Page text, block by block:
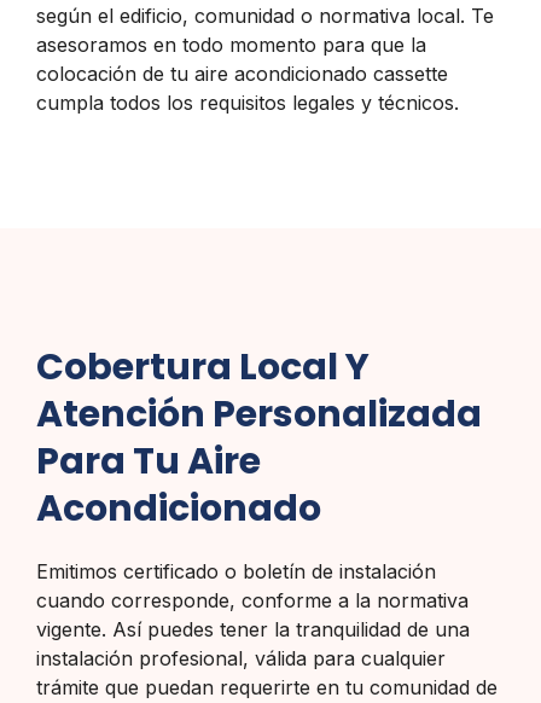
según el edificio, comunidad o normativa local. Te
asesoramos en todo momento para que la
colocación de tu aire acondicionado cassette
cumpla todos los requisitos legales y técnicos.
Cobertura Local Y
Atención Personalizada
Para Tu Aire
Acondicionado
Emitimos certificado o boletín de instalación
cuando corresponde, conforme a la normativa
vigente. Así puedes tener la tranquilidad de una
instalación profesional, válida para cualquier
trámite que puedan requerirte en tu comunidad de